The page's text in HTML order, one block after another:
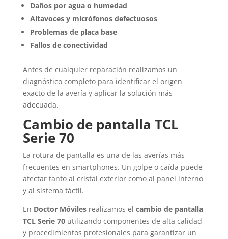
Daños por agua o humedad
Altavoces y micrófonos defectuosos
Problemas de placa base
Fallos de conectividad
Antes de cualquier reparación realizamos un
diagnóstico completo para identificar el origen
exacto de la avería y aplicar la solución más
adecuada.
Cambio de pantalla TCL
Serie 70
La rotura de pantalla es una de las averías más
frecuentes en smartphones. Un golpe o caída puede
afectar tanto al cristal exterior como al panel interno
y al sistema táctil.
En Doctor Móvilesrealizamos el cambio de pantalla
TCL Serie 70utilizando componentes de alta calidad
y procedimientos profesionales para garantizar un